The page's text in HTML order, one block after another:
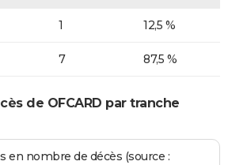
1 12,5 %
7 87,5 %
de OFCARD par tranche
en nombre de décès (source :